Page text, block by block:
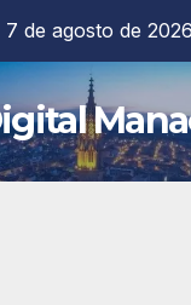
7 de agosto de 2026